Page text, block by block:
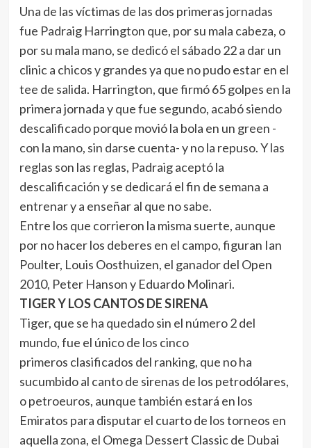
Una de las víctimas de las dos primeras jornadas
fue Padraig Harrington que, por su mala cabeza, o
por su mala mano, se dedicó el sábado 22 a dar un
clinic a chicos y grandes ya que no pudo estar en el
tee de salida. Harrington, que firmó 65 golpes en la
primera jornada y que fue segundo, acabó siendo
descalificado porque movió la bola en un green -
con la mano, sin darse cuenta- y no la repuso. Y las
reglas son las reglas, Padraig aceptó la
descalificación y se dedicará el fin de semana a
entrenar y a enseñar al que no sabe.
Entre los que corrieron la misma suerte, aunque
por no hacer los deberes en el campo, figuran Ian
Poulter, Louis Oosthuizen, el ganador del Open
2010, Peter Hanson y Eduardo Molinari.
TIGER Y LOS CANTOS DE SIRENA
Tiger, que se ha quedado sin el número 2 del
mundo, fue el único de los cinco
primeros clasificados del ranking, que no ha
sucumbido al canto de sirenas de los petrodólares,
o petroeuros, aunque también estará en los
Emiratos para disputar el cuarto de los torneos en
aquella zona, el Omega Dessert Classic de Dubai